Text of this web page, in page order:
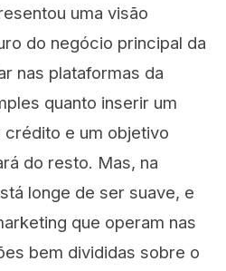
uma visão
do negócio principal da
nas plataformas da
quanto inserir um
e um objetivo
do resto. Mas, na
longe de ser suave, e
que operam nas
bem divididas sobre o